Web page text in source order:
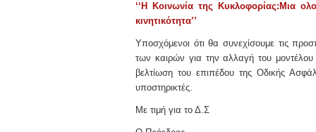
‘‘Η Κοινωνία της Κυκλοφορίας: Μια
κινητικότητα’’
Υποσχόμενοι ότι θα συνεχίσουμε τις
των καιρών για την αλλαγή του μοντέλου
βελτίωση του επιπέδου της Οδικής
υποστηρικτές.
Με τιμή για το Δ.Σ